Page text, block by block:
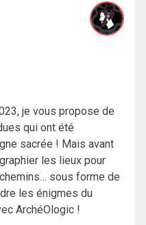
je vous propose de
qui ont été
sacrée ! Mais avant
les lieux pour
sous forme de
les énigmes du
ArchéOlogic !